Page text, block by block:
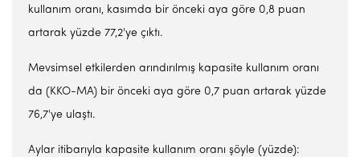
kullanım oranı, kasımda bir önceki aya göre 0,8 puan
artarak yüzde 77,2'ye çıktı.
Mevsimsel etkilerden arındırılmış kapasite kullanım oranı
da (KKO-MA) bir önceki aya göre 0,7 puan artarak yüzde
76,7'ye ulaştı.
Aylar itibarıyla kapasite kullanım oranı şöyle (yüzde):